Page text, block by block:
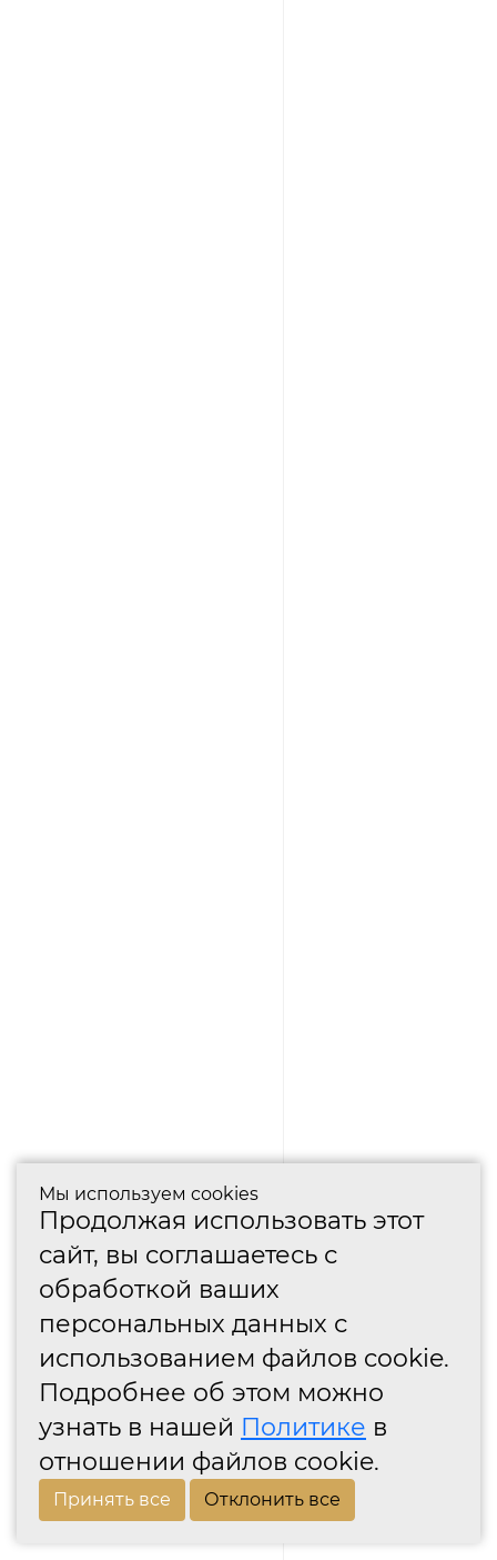
Мы используем cookies
Продолжая использовать этот
сайт, вы соглашаетесь с
обработкой ваших
персональных данных с
использованием файлов cookie.
Подробнее об этом можно
узнать в нашей Политике в
отношении файлов cookie.
Принять все Отклонить все